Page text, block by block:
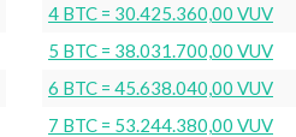
4 BTC = 30.425.360,00 VUV
5 BTC = 38.031.700,00 VUV
6 BTC = 45.638.040,00 VUV
7 BTC = 53.244.380,00 VUV